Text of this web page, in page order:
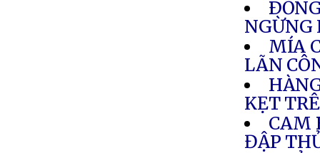
NGỪNG
MÍA
LÃN
KẸT
CAM
ĐẬP